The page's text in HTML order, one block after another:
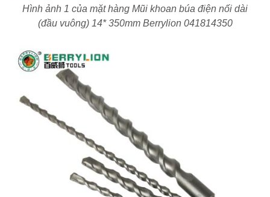
Hình ảnh 1 của mặt hàng Mũi khoan búa điện nối dài
(đầu vuông) 14* 350mm Berrylion 041814350